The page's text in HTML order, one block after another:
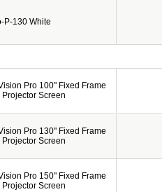
P-130 White
Pro 100" Fixed Frame
Projector Screen
Pro 130" Fixed Frame
Projector Screen
Pro 150" Fixed Frame
Projector Screen